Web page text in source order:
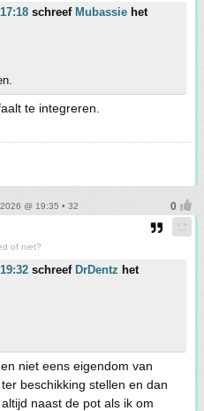
schreef Mubassie het
te integreren.
@ 19:35 • 32
of niet?
schreef DrDentz het
niet eens eigendom van
beschikking stellen en dan
naast de pot als ik om